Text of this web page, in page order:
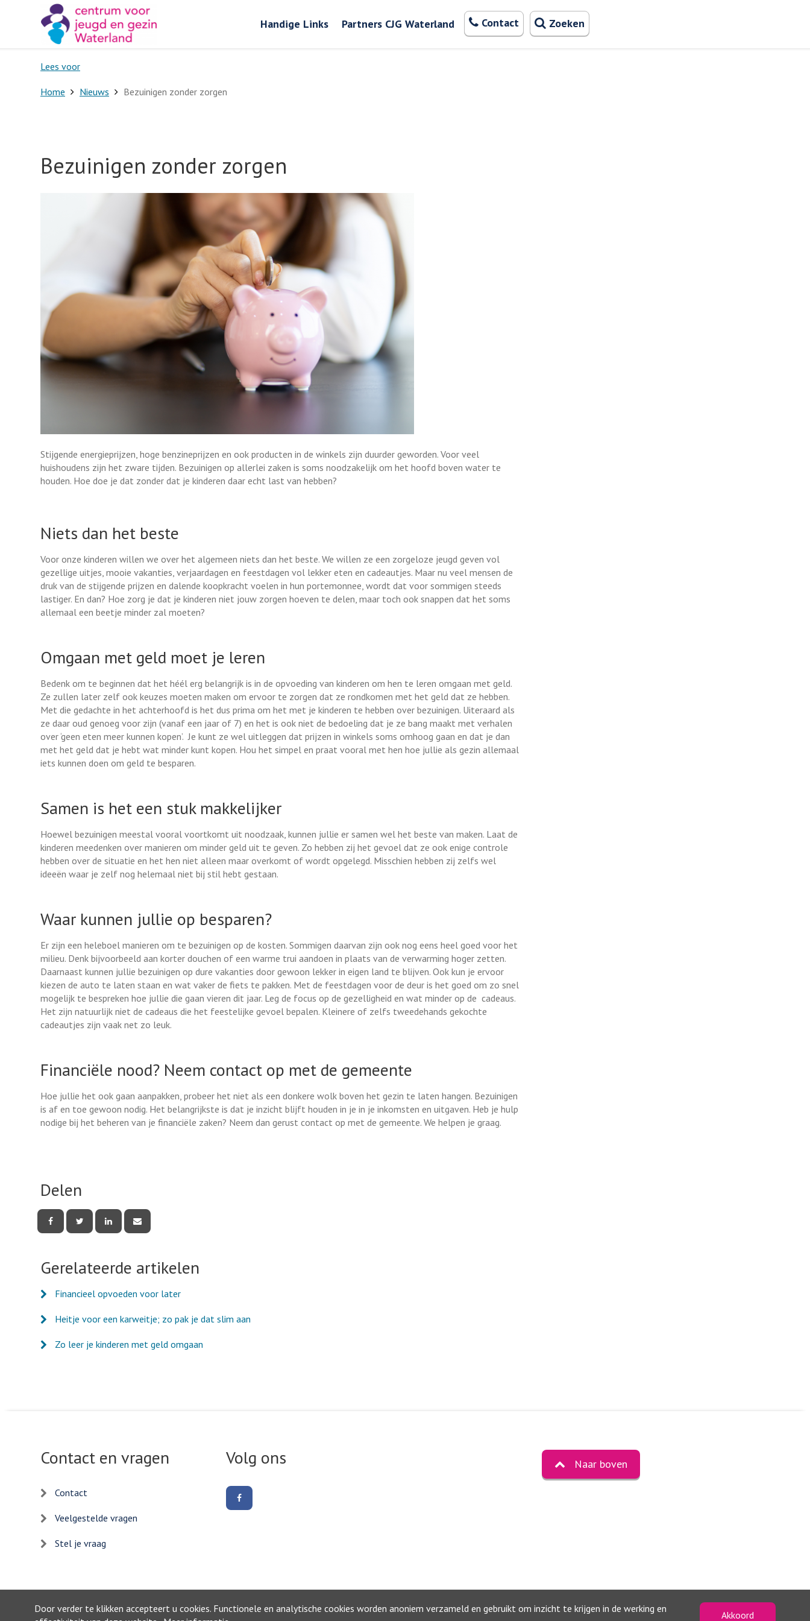
Door verder te klikken accepteert u cookies. Functionele en analytische cookies worden anoniem verzameld en gebruikt om inzicht te krijgen in de werking en
Akkoord
Handige Links Partners CJG Waterland Contact Zoeken
Lees voor
Home Nieuws Bezuinigen zonder zorgen
Bezuinigen zonder zorgen
Stijgende energieprijzen, hoge benzineprijzen en ook producten in de winkels zijn duurder geworden. Voor veel
huishoudens zijn het zware tijden. Bezuinigen op allerlei zaken is soms noodzakelijk om het hoofd boven water te
houden. Hoe doe je dat zonder dat je kinderen daar echt last van hebben?
Niets dan het beste
Voor onze kinderen willen we over het algemeen niets dan het beste. We willen ze een zorgeloze jeugd geven vol
gezellige uitjes, mooie vakanties, verjaardagen en feestdagen vol lekker eten en cadeautjes. Maar nu veel mensen de
druk van de stijgende prijzen en dalende koopkracht voelen in hun portemonnee, wordt dat voor sommigen steeds
lastiger. En dan? Hoe zorg je dat je kinderen niet jouw zorgen hoeven te delen, maar toch ook snappen dat het soms
allemaal een beetje minder zal moeten?
Omgaan met geld moet je leren
Bedenk om te beginnen dat het héél erg belangrijk is in de opvoeding van kinderen om hen te leren omgaan met geld.
Ze zullen later zelf ook keuzes moeten maken om ervoor te zorgen dat ze rondkomen met het geld dat ze hebben.
Met die gedachte in het achterhoofd is het dus prima om het met je kinderen te hebben over bezuinigen. Uiteraard als
ze daar oud genoeg voor zijn (vanaf een jaar of 7) en het is ook niet de bedoeling dat je ze bang maakt met verhalen
over ‘geen eten meer kunnen kopen’. Je kunt ze wel uitleggen dat prijzen in winkels soms omhoog gaan en dat je dan
met het geld dat je hebt wat minder kunt kopen. Hou het simpel en praat vooral met hen hoe jullie als gezin allemaal
iets kunnen doen om geld te besparen.
Samen is het een stuk makkelijker
Hoewel bezuinigen meestal vooral voortkomt uit noodzaak, kunnen jullie er samen wel het beste van maken. Laat de
kinderen meedenken over manieren om minder geld uit te geven. Zo hebben zij het gevoel dat ze ook enige controle
hebben over de situatie en het hen niet alleen maar overkomt of wordt opgelegd. Misschien hebben zij zelfs wel
ideeën waar je zelf nog helemaal niet bij stil hebt gestaan.
Waar kunnen jullie op besparen?
Er zijn een heleboel manieren om te bezuinigen op de kosten. Sommigen daarvan zijn ook nog eens heel goed voor het
milieu. Denk bijvoorbeeld aan korter douchen of een warme trui aandoen in plaats van de verwarming hoger zetten.
Daarnaast kunnen jullie bezuinigen op dure vakanties door gewoon lekker in eigen land te blijven. Ook kun je ervoor
kiezen de auto te laten staan en wat vaker de fiets te pakken. Met de feestdagen voor de deur is het goed om zo snel
mogelijk te bespreken hoe jullie die gaan vieren dit jaar. Leg de focus op de gezelligheid en wat minder op de cadeaus.
Het zijn natuurlijk niet de cadeaus die het feestelijke gevoel bepalen. Kleinere of zelfs tweedehands gekochte
cadeautjes zijn vaak net zo leuk.
Financiële nood? Neem contact op met de gemeente
Hoe jullie het ook gaan aanpakken, probeer het niet als een donkere wolk boven het gezin te laten hangen. Bezuinigen
is af en toe gewoon nodig. Het belangrijkste is dat je inzicht blijft houden in je in je inkomsten en uitgaven. Heb je hulp
nodige bij het beheren van je financiële zaken? Neem dan gerust contact op met de gemeente. We helpen je graag.
Delen
deze deze deze deze
mail
Gerelateerde artikelen
Financieel opvoeden voor later
Heitje voor een karweitje; zo pak je dat slim aan
Zo leer je kinderen met geld omgaan
Contact en vragen
Contact
Veelgestelde vragen
Stel je vraag
Volg ons
ons
Naar boven
©2026, Gemeente Waterland
Privacyverklaring